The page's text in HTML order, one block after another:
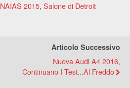
NAIAS 2015, Salone di Detroit
Articolo Successivo
Nuova Audi A4 2016,
Continuano I Test...al Freddo